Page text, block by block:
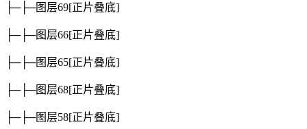
├─├─图层69[正片叠底]
├─├─图层66[正片叠底]
├─├─图层65[正片叠底]
├─├─图层68[正片叠底]
├─├─图层58[正片叠底]